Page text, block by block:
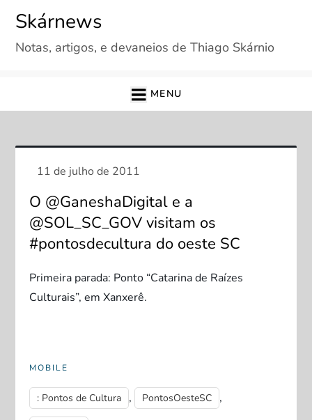
content
Skárnews
Notas, artigos, e devaneios de Thiago Skárnio
MENU
O @GaneshaDigital e a
@SOL_SC_GOV visitam os
#pontosdecultura do oeste SC
Primeira parada: Ponto “Catarina de Raízes
Culturais”, em Xanxerê.
MOBILE
: Pontos de Cultura , PontosOesteSC ,